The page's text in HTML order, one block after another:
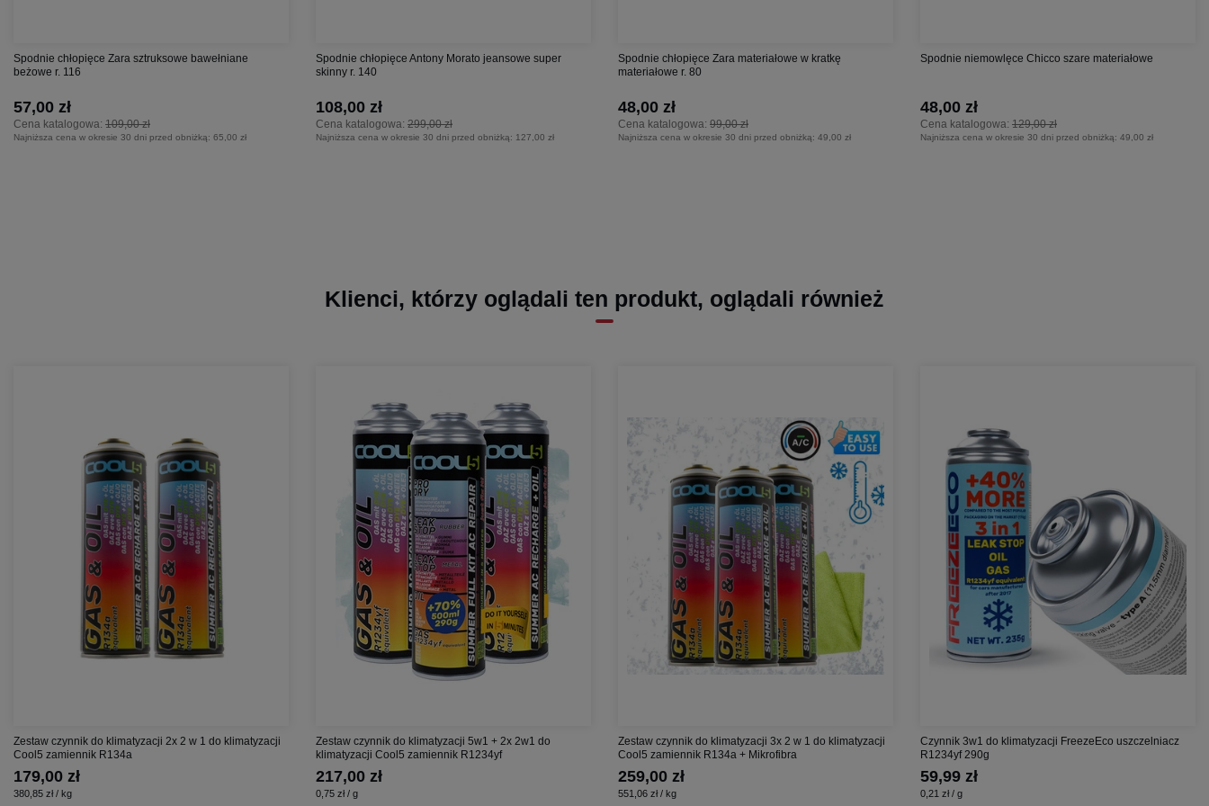
Spodnie chłopięce Zara sztruksowe bawełniane
beżowe r. 116
Cena katalogowa: 109,00 zł
57,00 zł
Najniższa cena w okresie 30 dni przed obniżką: 65,00 zł
Spodnie chłopięce Antony Morato jeansowe super
skinny r. 140
Cena katalogowa: 299,00 zł
108,00 zł
Najniższa cena w okresie 30 dni przed obniżką: 127,00 zł
Spodnie chłopięce Zara materiałowe w kratkę
materiałowe r. 80
Cena katalogowa: 99,00 zł
48,00 zł
Najniższa cena w okresie 30 dni przed obniżką: 49,00 zł
Spodnie niemowlęce Chicco szare materiałowe
Cena katalogowa: 129,00 zł
48,00 zł
Najniższa cena w okresie 30 dni przed obniżką: 49,00 zł
Klienci, którzy oglądali ten produkt, oglądali również
Zestaw czynnik do klimatyzacji 2x 2 w 1 do klimatyzacji
Cool5 zamiennik R134a
179,00 zł
380,85 zł / kg
Zestaw czynnik do klimatyzacji 5w1 + 2x 2w1 do
klimatyzacji Cool5 zamiennik R1234yf
217,00 zł
0,75 zł / g
Zestaw czynnik do klimatyzacji 3x 2 w 1 do klimatyzacji
Cool5 zamiennik R134a + Mikrofibra
259,00 zł
551,06 zł / kg
Czynnik 3w1 do klimatyzacji FreezeEco uszczelniacz
R1234yf 290g
59,99 zł
0,21 zł / g